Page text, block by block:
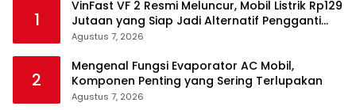
1
VinFast VF 2 Resmi Meluncur, Mobil Listrik Rp129
Jutaan yang Siap Jadi Alternatif Pengganti
Motor
Agustus 7, 2026
2
Mengenal Fungsi Evaporator AC Mobil,
Komponen Penting yang Sering Terlupakan
Agustus 7, 2026